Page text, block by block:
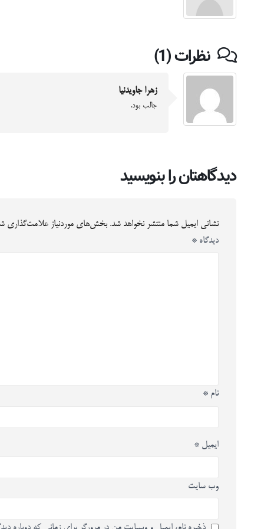
نظرات (1)
زهرا جاویدنیا
جالب بود.
دیدگاهتان را بنویسید
نشانی ایمیل شما منتشر نخواهد شد. بخش‌های موردنیاز علامت‌گذاری
دیدگاه *
نام *
ایمیل *
وب‌ سایت